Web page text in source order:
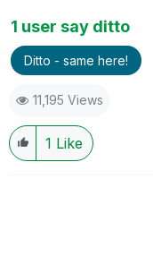
1 user say ditto
Ditto - same here!
11,195 Views
1 Like